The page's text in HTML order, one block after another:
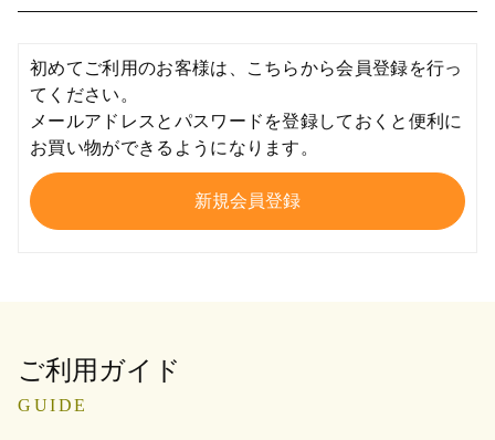
初めてご利用のお客様は、こちらから会員登録を行っ
てください。
メールアドレスとパスワードを登録しておくと便利に
お買い物ができるようになります。
ご利用ガイド
GUIDE